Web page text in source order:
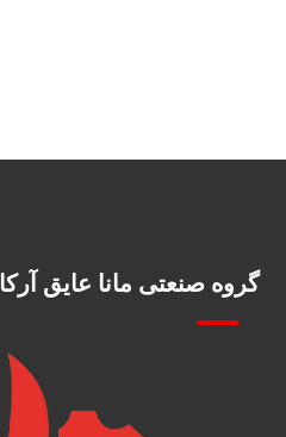
گروه صنعتی مانا عایق آرکا